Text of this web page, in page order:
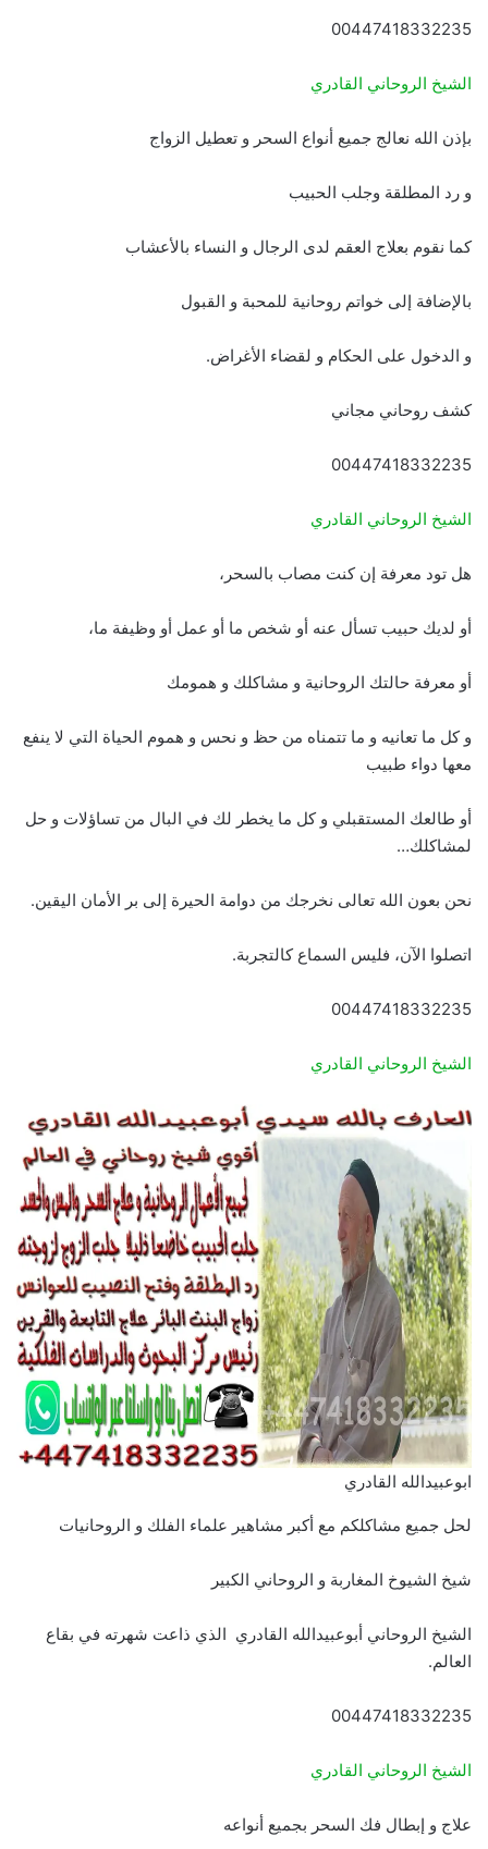
00447418332235
الشيخ الروحاني القادري
بإذن الله نعالج جميع أنواع السحر و تعطيل الزواج
و رد المطلقة وجلب الحبيب
كما نقوم بعلاج العقم لدى الرجال و النساء بالأعشاب
بالإضافة إلى خواتم روحانية للمحبة و القبول
و الدخول على الحكام و لقضاء الأغراض.
كشف روحاني مجاني
00447418332235
الشيخ الروحاني القادري
هل تود معرفة إن كنت مصاب بالسحر،
أو لديك حبيب تسأل عنه أو شخص ما أو عمل أو وظيفة ما،
أو معرفة حالتك الروحانية و مشاكلك و همومك
و كل ما تعانيه و ما تتمناه من حظ و نحس و هموم الحياة التي لا ينفع
معها دواء طبيب
أو طالعك المستقبلي و كل ما يخطر لك في البال من تساؤلات و حل
لمشاكلك…
نحن بعون الله تعالى نخرجك من دوامة الحيرة إلى بر الأمان اليقين.
اتصلوا الآن، فليس السماع كالتجربة.
00447418332235
الشيخ الروحاني القادري
ابوعبيدالله القادري
لحل جميع مشاكلكم مع أكبر مشاهير علماء الفلك و الروحانيات
شيخ الشيوخ المغاربة و الروحاني الكبير
الشيخ الروحاني أبوعبيدالله القادري الذي ذاعت شهرته في بقاع
العالم.
00447418332235
الشيخ الروحاني القادري
علاج و إبطال فك السحر بجميع أنواعه